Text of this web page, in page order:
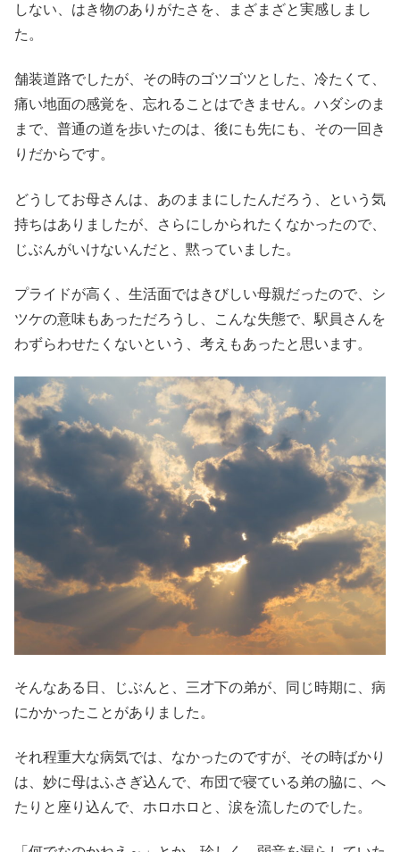
しない、はき物のありがたさを、まざまざと実感しまし
た。
舗装道路でしたが、その時のゴツゴツとした、冷たくて、
痛い地面の感覚を、忘れることはできません。ハダシのま
まで、普通の道を歩いたのは、後にも先にも、その一回き
りだからです。
どうしてお母さんは、あのままにしたんだろう、という気
持ちはありましたが、さらにしかられたくなかったので、
じぶんがいけないんだと、黙っていました。
プライドが高く、生活面ではきびしい母親だったので、シ
ツケの意味もあっただろうし、こんな失態で、駅員さんを
わずらわせたくないという、考えもあったと思います。
そんなある日、じぶんと、三才下の弟が、同じ時期に、病
にかかったことがありました。
それ程重大な病気では、なかったのですが、その時ばかり
は、妙に母はふさぎ込んで、布団で寝ている弟の脇に、へ
たりと座り込んで、ホロホロと、涙を流したのでした。